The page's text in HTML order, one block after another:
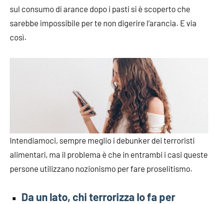
sul consumo di arance dopo i pasti si è scoperto che
sarebbe impossibile per te non digerire l’arancia. E via
così.
Intendiamoci, sempre meglio i debunker dei terroristi
alimentari, ma il problema è che in entrambi i casi queste
persone utilizzano nozionismo per fare proselitismo.
Da un lato, chi terrorizza lo fa per